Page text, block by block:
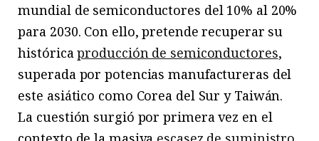
mundial de semiconductores del 10% al 20%
para 2030. Con ello, pretende recuperar su
históricaproducción de semiconductores,
superada por potencias manufactureras del
este asiático como Corea del Sur y Taiwán.
La cuestión surgió por primera vez en el